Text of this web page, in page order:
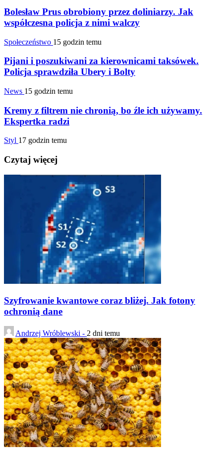
Bolesław Prus obrobiony przez doliniarzy. Jak
współczesna policja z nimi walczy
Społeczeństwo 15 godzin temu
Pijani i poszukiwani za kierownicami taksówek.
Policja sprawdziła Ubery i Bolty
News 15 godzin temu
Kremy z filtrem nie chronią, bo źle ich używamy.
Ekspertka radzi
Styl 17 godzin temu
Czytaj więcej
Szyfrowanie kwantowe coraz bliżej. Jak fotony
ochronią dane
Andrzej Wróblewski - 2 dni temu